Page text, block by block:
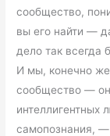
сообщество,
вы его найти —
дело так всегда
И мы, конечно
сообщество —
интеллигентных
самопознания, —